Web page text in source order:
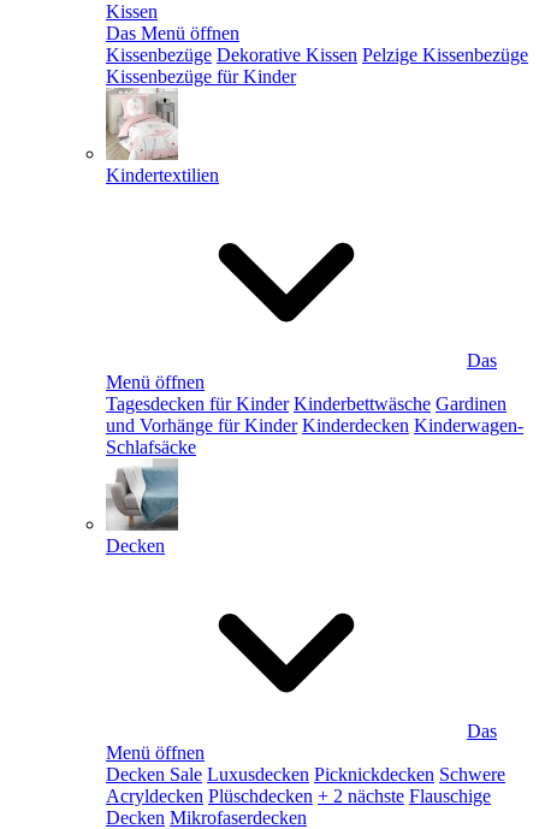
Kissen
Das Menü öffnen
Kissenbezüge Dekorative Kissen Pelzige Kissenbezüge
Kissenbezüge für Kinder
Kindertextilien
Das
Menü öffnen
Tagesdecken für Kinder Kinderbettwäsche Gardinen
und Vorhänge für Kinder Kinderdecken Kinderwagen-
Schlafsäcke
Decken
Das
Menü öffnen
Decken Sale Luxusdecken Picknickdecken Schwere
Acryldecken Plüschdecken + 2 nächste Flauschige
Decken Mikrofaserdecken